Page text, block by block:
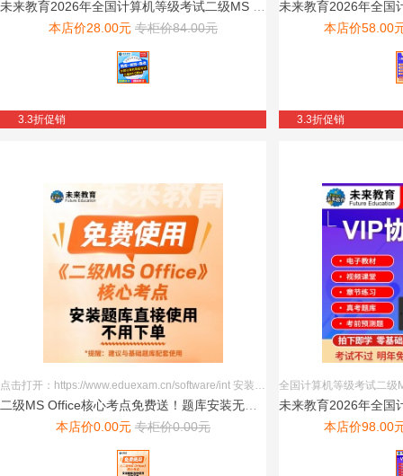
本店价28.00元 专柜价84.00元
3.3折促销
本店价58.00
3.3折促销
点击打开：https://www.eduexam.cn/software/int 安装题库登录，直接点学习，不用激活，不用下单 建议与基础题库配套使用 有问题可以加群：1083288610
本店价0.00元 专柜价0.00元 本店价98.00